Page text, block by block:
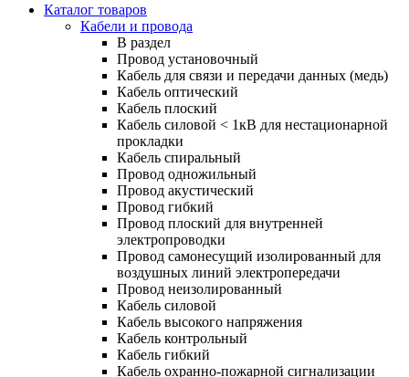
Каталог товаров
Кабели и провода
В раздел
Провод установочный
Кабель для связи и передачи данных (медь)
Кабель оптический
Кабель плоский
Кабель силовой < 1кВ для нестационарной
прокладки
Кабель спиральный
Провод одножильный
Провод акустический
Провод гибкий
Провод плоский для внутренней
электропроводки
Провод самонесущий изолированный для
воздушных линий электропередачи
Провод неизолированный
Кабель силовой
Кабель высокого напряжения
Кабель контрольный
Кабель гибкий
Кабель охранно-пожарной сигнализации